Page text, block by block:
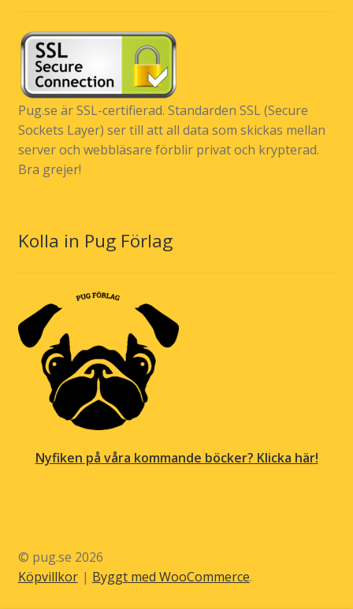
Pug.se är SSL-certifierad. Standarden SSL (Secure
Sockets Layer) ser till att all data som skickas mellan
server och webbläsare förblir privat och krypterad.
Bra grejer!
Kolla in Pug Förlag
Nyfiken på våra kommande böcker? Klicka här!
© pug.se 2026
Köpvillkor
Byggt med WooCommerce.